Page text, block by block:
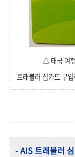
△ 태국 여
트래블러 심카드 구
- AIS 트래블러